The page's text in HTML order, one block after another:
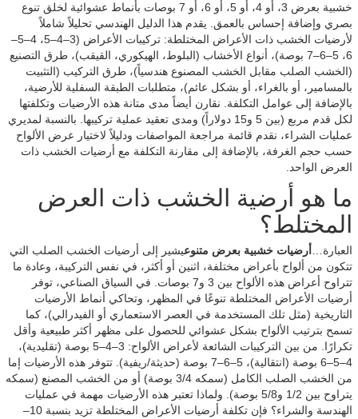
خشبية بعرض 3، أو 4، أو 5، أو 6، أو 7 بوصات بأنماط عشوائية لخلق تنوع
بصري وإضافة إحساس بالعمق. يقدم هذا الدليل الهندسي تحليلاً شاملاً
لأرضيات الخشب ذات الأعراض المختلطة: تركيبات الأعراض (3–4–5، 4–5–
6، 5–6–7 بوصة)، أنواع الأخشاب (البلوط، الهيكوري، القيقب)، طرق التصنيع
(الخشب الصلب مقابل الخشب المصنوع هندسياً)، طرق التركيب (التثبيت
بالمسامير، أو بالغراء، أو بشكل عائم)، متطلبات الطبقة السفلية للأرضية،
بالإضافة إلى عوامل التكلفة. نقارن أيضاً مدى متانة هذه الأرضيات وتكلفتها
لكل قدم مربع (بين 5 و15 دولاراً) ومدى تعقيد عملية تركيبها. بالنسبة لمديري
عمليات الشراء، نقدم قائمة مراجعة المواصفات ودليلاً لاختيار عرض الألواح
حسب حجم الغرفة، بالإضافة إلى مقارنة التكلفة مع أرضيات الخشب ذات
العرض الواحد.
ما هو أرضية الخشب ذات العرض
المختلط؟
العبارة… أرضيات خشبية بعرض متنوعيشير إلى أرضيات الخشب الصلب التي
تتكون من ألواح بأعراض مختلفة، اثنين أو أكثر، في نفس التركيبة، وعادة ما
تتراوح أعراض هذه الألواح بين 3 و7 بوصات. في السياق الصناعي، توفر
أرضيات الأعراض المختلطة تنوعًا في المظهر، وتحاكي أنماط الأرضيات
التاريخية (مثل تلك المستخدمة في العصر الاستعماري أو الفيدرالي)، كما
تسمح بترتيب الألواح بشكل عشوائي للحصول على مظهر أكثر طبيعية وأقل
تكرارًا. من بين التركيبات الشائعة لأعراض الألواح: 3–4–5 بوصة (تقليدية)،
4–5–6 بوصة (انتقالية)، 5–6–7 بوصة (حديثة/ريفية). تتوفر هذه الأرضيات إما
من الخشب الصلب الكامل (سمكه 3/4 بوصة) أو من الخشب المصنع (سمكه
يتراوح بين 1/2 و5/8 بوصة). ولماذا تعتبر هذه الأرضيات مهمة في عمليات
الهندسة والشراء؟ فإن تكلفة أرضيات الأعراض المختلطة تزيد بنسبة 10–